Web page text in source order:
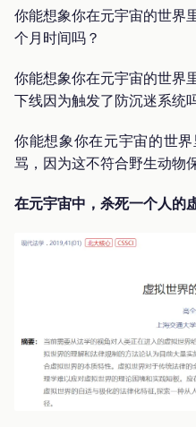
你能想象你在元宇宙的世界
个月时间吗？
你能想象你在元宇宙的世界
下线因为触发了防沉迷系统
你能想象你在元宇宙的世
骂，因为这不符合野生动物
在元宇宙中，杀死一个人的